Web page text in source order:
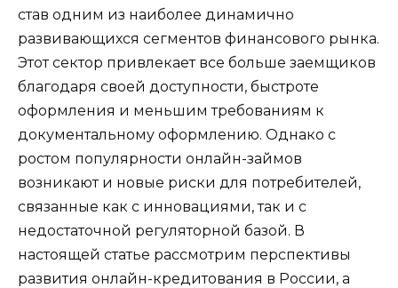
став одним из наиболее динамично
развивающихся сегментов финансового рынка.
Этот сектор привлекает все больше заемщиков
благодаря своей доступности, быстроте
оформления и меньшим требованиям к
документальному оформлению. Однако с
ростом популярности онлайн-займов
возникают и новые риски для потребителей,
связанные как с инновациями, так и с
недостаточной регуляторной базой. В
настоящей статье рассмотрим перспективы
развития онлайн-кредитования в России, а